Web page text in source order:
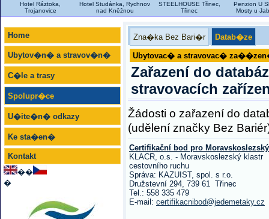
Hotel Ráztoka,
Trojanovice
Hotel Studánka, Rychnov
nad Kněžnou
STEELHOUSE Třinec,
Třinec
Penzion U
Mosty u
Home
Ubytov�n� a stravov�n�
C�le a trasy
Spolupr�ce
U�ite�n� odkazy
Ke sta�en�
Kontakt
��
�
Zna�ka Bez Bari�r Datab�ze
Ubytovac� a stravovac�
Zařazení do
stravovacích
Žádosti o zařazení do
(udělení značky Bez
Certifikační bod pro
KLACR, o.s. - Moravskoslezský klastr
cestovního ruchu
Správa: KAZUIST, spol. s r.o.
Družstevní 294, 739 61 Třinec
Tel.: 558 335 479
E-mail: certifikacnibod@jedemetaky.cz